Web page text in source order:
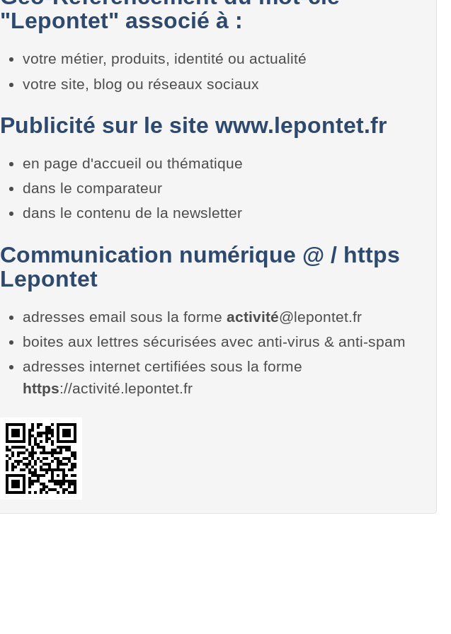
"Lepontet" associé à :
votre métier, produits, identité ou actualité
votre site, blog ou réseaux sociaux
Publicité sur le site www.lepontet.fr
en page d'accueil ou thématique
dans le comparateur
dans le contenu de la newsletter
Communication numérique @ / https
Lepontet
adresses email sous la forme activité@lepontet.fr
boites aux lettres sécurisées avec anti-virus & anti-spam
adresses internet certifiées sous la forme
https://activité.lepontet.fr